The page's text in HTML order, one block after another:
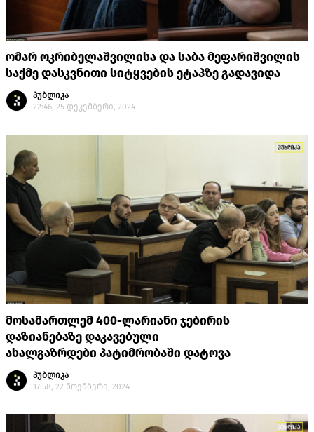
ომარ ოკრიბელაშვილისა და საბა მეფარიშვილის
საქმე დასკვნითი სიტყვების ეტაპზე გადავიდა
პუბლიკა
22:46, 25 დეკემბერი, 2024
მოსამართლემ 400-ლარიანი ჯებირის
დაზიანებაზე დაკავებული
ახალგაზრდები პატიმრობაში დატოვა
პუბლიკა
17:58, 22 ნოემბერი, 2024